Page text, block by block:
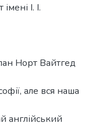
І. І.
Норт Вайтгед
але вся наша
англійський